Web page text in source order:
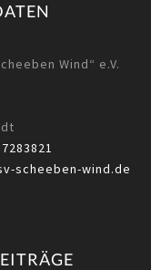
Wind“ e.V.
scheeben-wind.de